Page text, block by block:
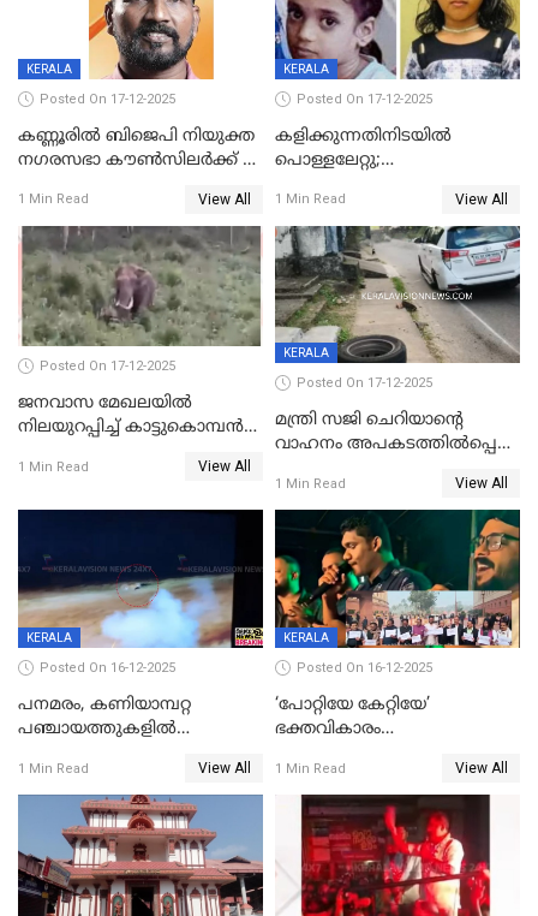
KERALA
Posted On 17-12-2025
കണ്ണൂരിൽ ബിജെപി നിയുക്ത
നഗരസഭാ കൗൺസിലർക്ക് 36
1 Min Read View All
KERALA
Posted On 17-12-2025
കളിക്കുന്നതിനിടയിൽ
പൊള്ളലേറ്റു;
ക്ലാസ് വിദ്യാർത്ഥിനി മരിച്ചു
1 Min Read View All
Posted On 17-12-2025
ജനവാസ മേഖലയില്‍
നിലയുറപ്പിച്ച് കാട്ടുകൊമ്പന്‍
1 Min Read View All
KERALA
Posted On 17-12-2025
മന്ത്രി സജി ചെറിയാന്റെ
വാഹനം അപകടത്തിൽപ്പെട്ടു;
രക്ഷപ്പെട്ടത് തലനാരിടയ്ക്ക്
1 Min Read View All
KERALA
Posted On 16-12-2025
പനമരം, കണിയാമ്പറ്റ
പഞ്ചായത്തുകളിൽ
സ്ഥാപനങ്ങൾക്ക് അവധി
1 Min Read View All
KERALA
Posted On 16-12-2025
‘പോറ്റിയേ കേറ്റിയേ’
ഭക്തവികാരം
ഡിജിപിക്ക് പരാതി; ശക്തമായ
നടപടി വേണമെന്നു
സിപിഐഎമ്മും
1 Min Read View All